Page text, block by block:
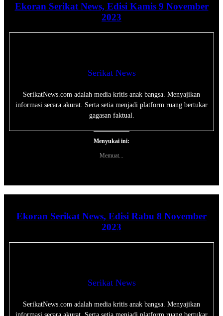
Ekoran Serikat News, Edisi Kamis 9 November
2023
Serikat News
SerikatNews.com adalah media kritis anak bangsa. Menyajikan
informasi secara akurat. Serta setia menjadi platform ruang bertukar
gagasan faktual.
Menyukai ini:
Memuat...
Ekoran Serikat News, Edisi Rabu 8 November
2023
Serikat News
SerikatNews.com adalah media kritis anak bangsa. Menyajikan